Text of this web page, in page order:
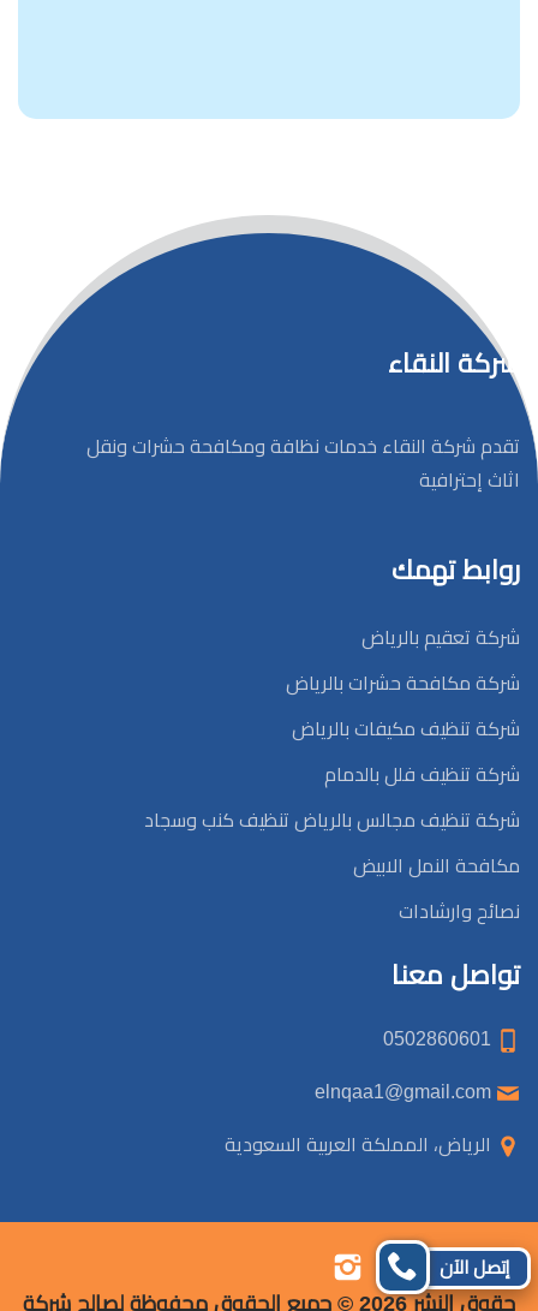
شركة النقاء
تقدم شركة النقاء خدمات نظافة ومكافحة حشرات ونقل
اثاث إحترافية
روابط تهمك
شركة تعقيم بالرياض
شركة مكافحة حشرات بالرياض
شركة تنظيف مكيفات بالرياض
شركة تنظيف فلل بالدمام
شركة تنظيف مجالس بالرياض تنظيف كنب وسجاد
مكافحة النمل الابيض
نصائح وارشادات
تواصل معنا
الرياض، المملكة العربية السعودية
تابعنا
على
تابعنا
على
تابعنا
على على
حقوق النشر 2026 © جميع الحقوق محفوظة لصالح شركة
إتصل الآن